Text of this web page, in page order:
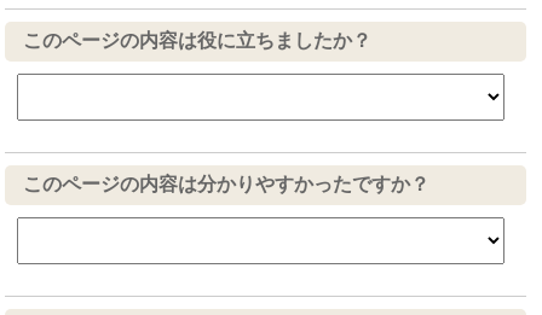
このページの内容は役に立ちましたか？
このページの内容は分かりやすかったですか？